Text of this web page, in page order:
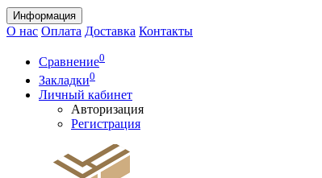
Информация
О нас Оплата Доставка Контакты
Сравнение0
Закладки0
Личный кабинет
Авторизация
Регистрация